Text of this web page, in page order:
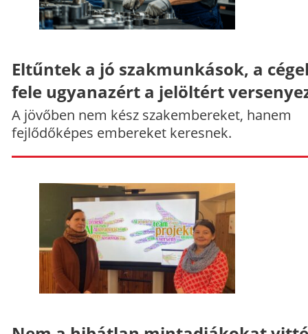
Eltűntek a jó szakmunkások, a
fele ugyanazért a jelöltért
A jövőben nem kész szakembereket, hanem
fejlődőképes embereket keresnek.